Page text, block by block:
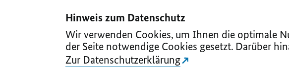
Hinweis zum Datenschutz
Wir verwenden Cookies, um Ihnen die optimale
der Seite notwendige Cookies gesetzt. Darüber
Zur Datenschutzerklärung